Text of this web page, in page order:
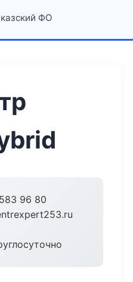
ФО
96 80